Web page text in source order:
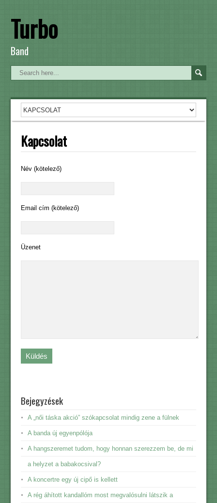
Turbo
Band
Kapcsolat
Név (kötelező)
Email cím (kötelező)
Üzenet
Bejegyzések
A „női táska akció” szókapcsolat mindig zene a fülnek
A banda új egyenpólója
A hangszeremet tudom, hogy honnan szerezzem be, de mi
a helyzet a babakocsival?
A koncertre egy új cipő is kellett
A rég áhított kandallóm most megvalósulni látszik a